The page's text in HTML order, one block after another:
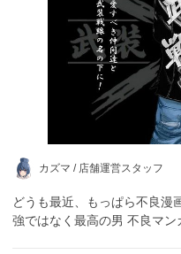
カズマ / 店舗運営スタッフ
どうも最近、もっぱら不良漫
強ではなく最高の男 不良マ